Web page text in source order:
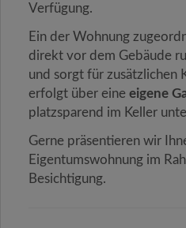
Verfügung.
Ein der Wohnung
direkt vor dem Gebäude
und sorgt für zusätzlichen
erfolgt über eine eigene
platzsparend im Keller
Gerne präsentieren wir
Eigentumswohnung im
Besichtigung.